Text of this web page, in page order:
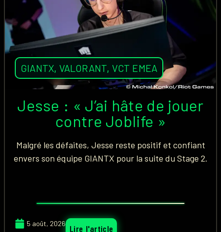
GIANTX, VALORANT, VCT EMEA
Jesse : « J’ai hâte de jouer
contre Joblife »
Malgré les défaites, Jesse reste positif et confiant
envers son équipe GIANTX pour la suite du Stage 2.
5 août, 2026 Lire l'article